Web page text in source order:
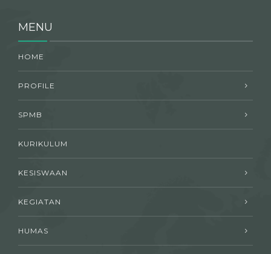
MENU
HOME
PROFILE
SPMB
KURIKULUM
KESISWAAN
KEGIATAN
HUMAS